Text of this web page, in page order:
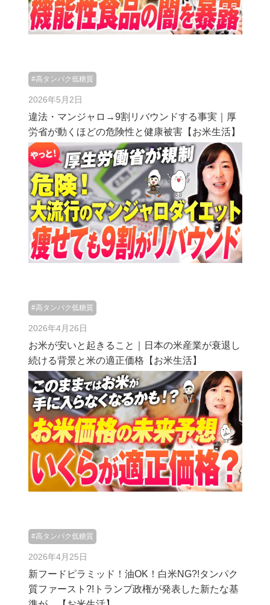
#高タンパク低糖質
2026年5月2日
違法・マンジャロ→9割リバウンドする事実｜厚
労省が動くほどの危険性と健康被害【お米生活】
#高タンパク低糖質
2026年4月26日
お米が安いと起きること｜日本の米産業が衰退し
続ける背景と米の適正価格【お米生活】
#高タンパク低糖質
2026年4月25日
新フードピラミッド！油OK！白米NG?!タンパク
質ファースト?!トランプ政権が発表した新たな基